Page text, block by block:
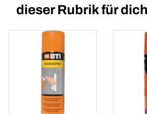
dieser Rubrik für dich